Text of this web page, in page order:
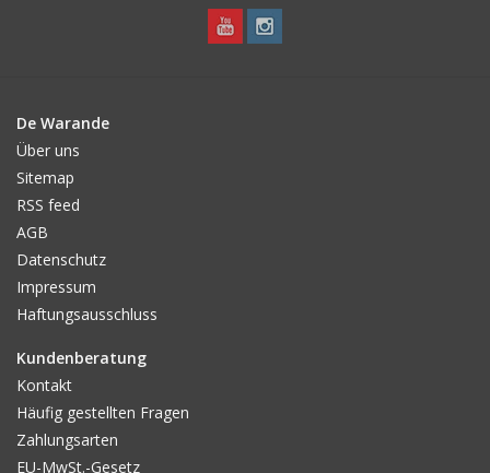
De Warande
Über uns
Sitemap
RSS feed
AGB
Datenschutz
Impressum
Haftungsausschluss
Kundenberatung
Kontakt
Häufig gestellten Fragen
Zahlungsarten
EU-MwSt.-Gesetz